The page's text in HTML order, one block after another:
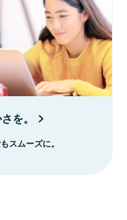
を。
スムーズに。